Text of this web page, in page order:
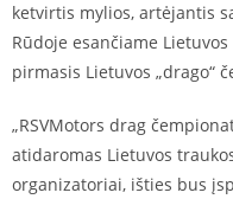
ketvirtis mylios, artėjantis
Rūdoje esančiame
pirmasis Lietuvos „drago“
„RSVMotors drag
atidaromas Lietuvos
organizatoriai, išties bus